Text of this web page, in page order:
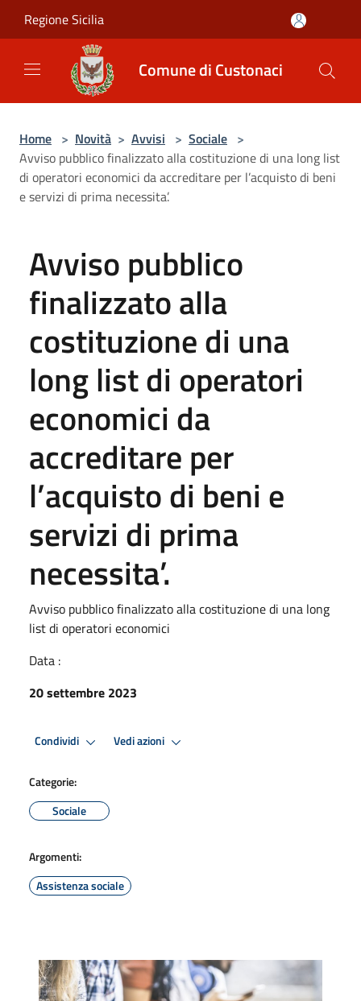
Regione Sicilia
Comune di Custonaci
Home > Novità > Avvisi > Sociale >
Avviso pubblico finalizzato alla costituzione di una long list
di operatori economici da accreditare per l’acquisto di beni
e servizi di prima necessita’.
Avviso pubblico
finalizzato alla
costituzione di una
long list di operatori
economici da
accreditare per
l’acquisto di beni e
servizi di prima
necessita’.
Avviso pubblico finalizzato alla costituzione di una long
list di operatori economici
Data :
20 settembre 2023
Condividi Vedi azioni
Categorie:
Sociale
Argomenti:
Assistenza sociale